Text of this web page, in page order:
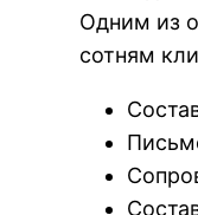
Одним из
сотням